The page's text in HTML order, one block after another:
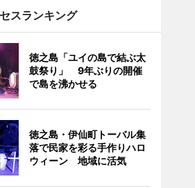
スランキング
徳之島「ユイの島で結ぶ太
鼓祭り」 9年ぶりの開催
で島を沸かせる
徳之島・伊仙町トーバル集
落で民家を彩る手作りハロ
ウィーン 地域に活気